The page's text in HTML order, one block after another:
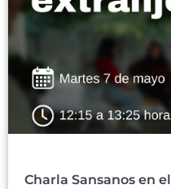
Charla Sansanos en